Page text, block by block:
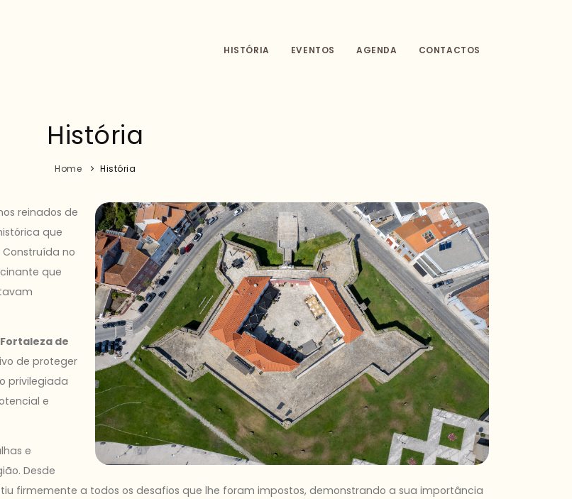
HISTÓRIA EVENTOS AGENDA CONTACTOS
História
Home História
reinados de
que
no
que
Fortaleza de
de proteger
privilegiada
e
e
Desde
firmemente a todos os desafios que lhe foram impostos, demonstrando a sua importância